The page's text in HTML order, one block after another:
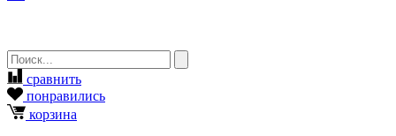
сравнить
понравились
корзина